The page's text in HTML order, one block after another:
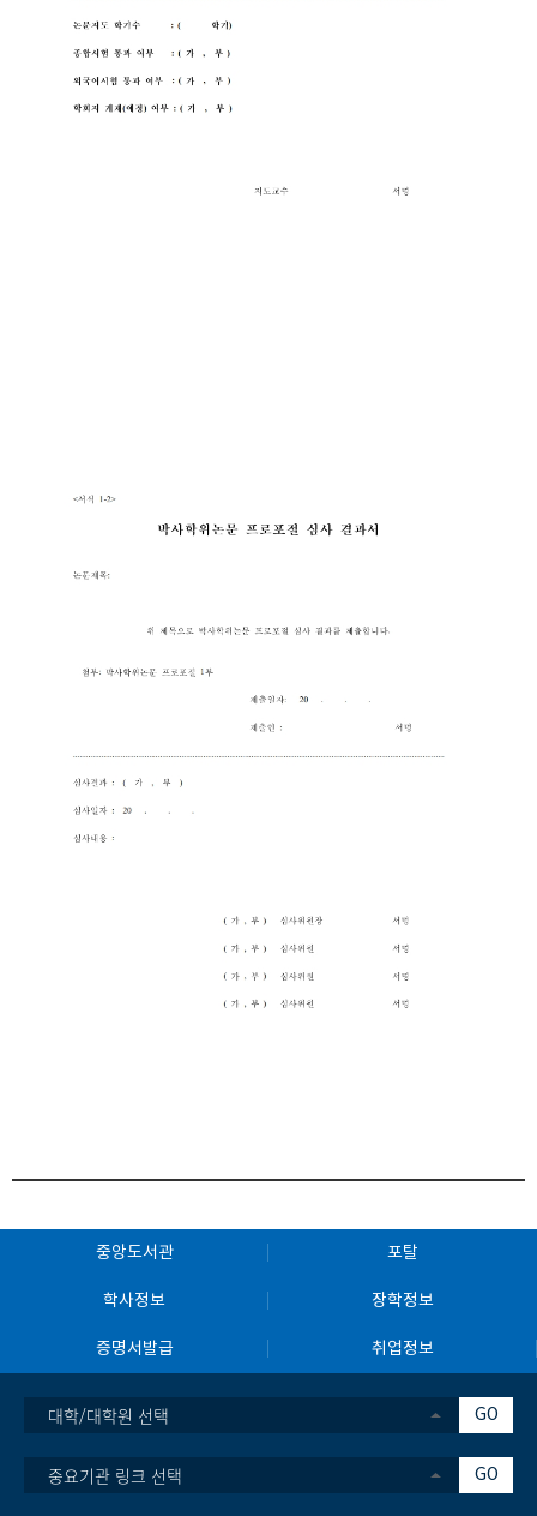
중앙도서관 포탈
학사정보 장학정보
증명서발급 취업정보
대학/대학원 선택 GO
중요기관 링크 선택 GO